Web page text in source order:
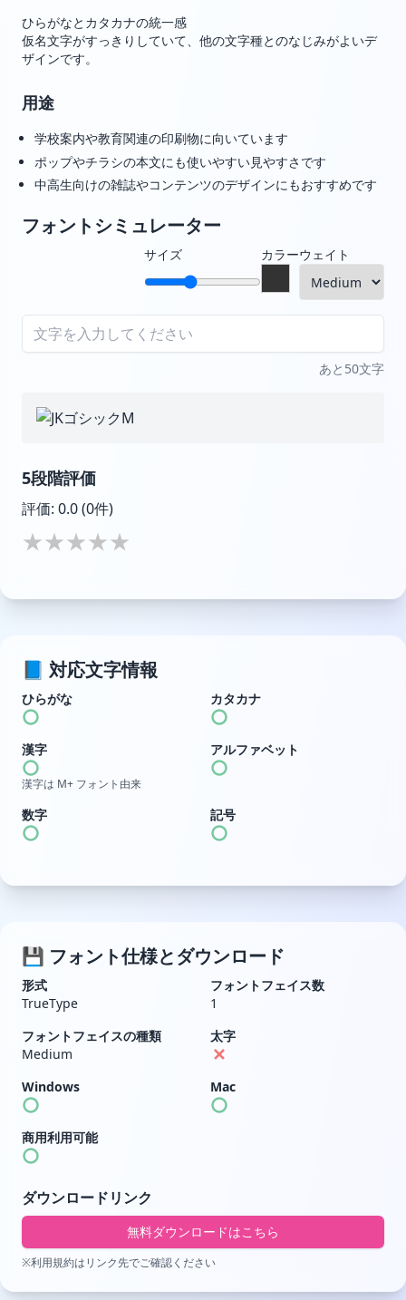
ひらがなとカタカナの統一感
仮名文字がすっきりしていて、他の文字種とのなじみがよいデ
ザインです。
用途
学校案内や教育関連の印刷物に向いています
ポップやチラシの本文にも使いやすい見やすさです
中高生向けの雑誌やコンテンツのデザインにもおすすめです
フォントシミュレーター
サイズ カラーウェイト
あと50文字
5段階評価
評価: 0.0(0件)
★★★★★
📘 対応文字情報
ひらがな カタカナ
漢字
漢字は M+ フォント由来
アルファベット
数字 記号
💾 フォント仕様とダウンロード
形式
TrueType
フォントフェイス数
1
フォントフェイスの種類
Medium
太字
Windows Mac
商用利用可能
ダウンロードリンク
無料ダウンロードはこちら
※利用規約はリンク先でご確認ください